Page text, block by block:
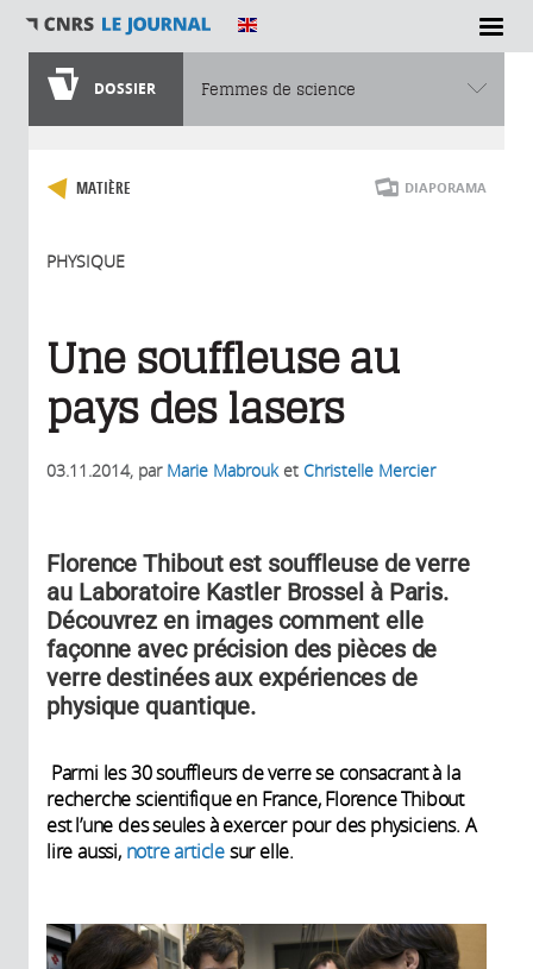
DOSSIER Femmes de science
DIAPORAMA
MATIÈRE
PHYSIQUE
Une souffleuse au
pays des lasers
03.11.2014, par Marie Mabrouket Christelle Mercier
Florence Thibout est souffleuse de verre
au Laboratoire Kastler Brossel à Paris.
Découvrez en images comment elle
façonne avec précision des pièces de
verre destinées aux expériences de
physique quantique.
Parmi les 30 souffleurs de verre se consacrant à la
recherche scientifique en France, Florence Thibout
est l’une des seules à exercer pour des physiciens. A
lire aussi, notre articlesur elle.